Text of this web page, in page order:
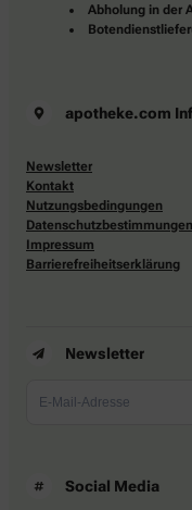
Abholung in der
apotheke.com
Newsletter
Kontakt
Nutzungsbedingungen
Datenschutzbestimmungen
Impressum
Barrierefreiheitserklärung
Newsletter
Social Media